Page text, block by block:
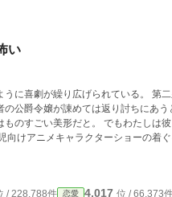
い
に喜劇が繰り広げられている。 第
公爵令嬢が諌めては返り討ちにあ
のすごい美形だと。 でもわたしは
/ 228,788件 恋愛 4,017 位 / 66,373